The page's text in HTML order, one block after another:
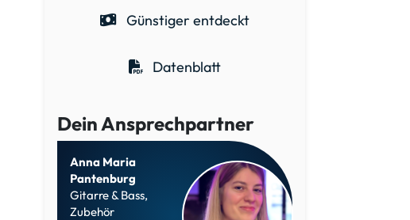
Günstiger entdeckt
Datenblatt
Dein Ansprechpartner
Anna Maria
Pantenburg
Gitarre & Bass,
Zubehör